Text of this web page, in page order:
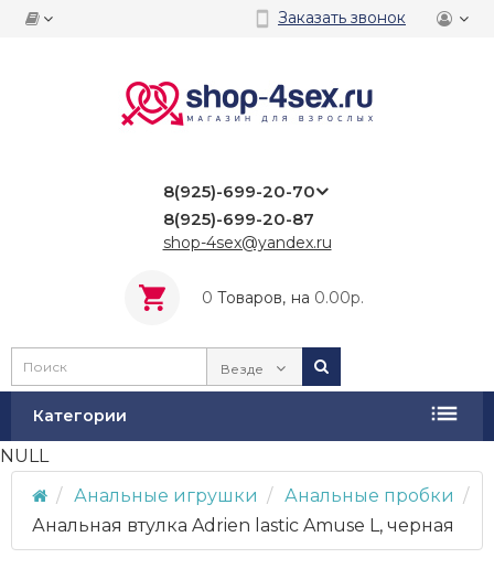
Заказать звонок
8(925)-699-20-70
8(925)-699-20-87
shop-4sex@yandex.ru
0 Tоваров, на 0.00р.
Везде
Категории
NULL
Анальные игрушки
Анальные пробки
Анальная втулка Adrien lastic Amuse L, черная